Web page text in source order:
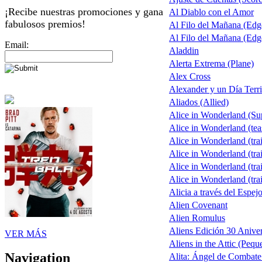
¡Recibe nuestras promociones y gana
fabulosos premios!
Email:
VER MÁS
Navigation
Al Diablo con el Amor
Al Filo del Mañana
Al Filo del Mañana
Aladdin
Alerta Extrema (Plane)
Alex Cross
Alexander y un Día
Aliados (Allied)
Alice in Wonderland
Alice in Wonderland
Alice in Wonderland
Alice in Wonderland
Alice in Wonderland
Alice in Wonderland
Alicia a través del
Alien Covenant
Alien Romulus
Aliens Edición 30
Aliens in the Attic
Alita: Ángel de